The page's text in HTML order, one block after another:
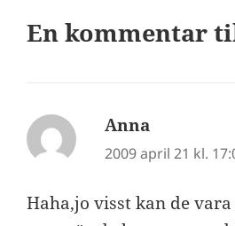
En kommentar
Anna
2009 april 21 kl.
Haha,jo visst kan de